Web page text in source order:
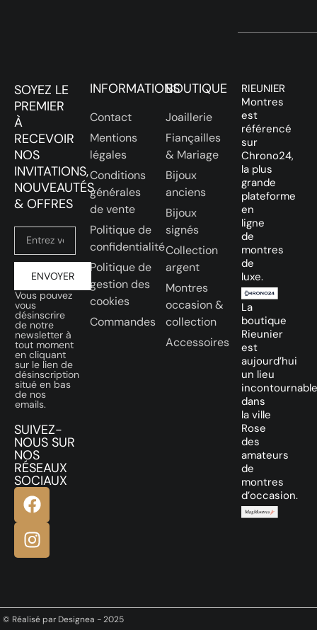
SOYEZ LE
PREMIER
À
RECEVOIR
NOS
INVITATIONS,
NOUVEAUTÉS
& OFFRES
ENVOYER
Vous pouvez
vous
désinscrire
de notre
newsletter à
tout moment
en cliquant
sur le lien de
désinscription
situé en bas
de nos
emails.
SUIVEZ-
NOUS SUR
NOS
RÉSEAUX
SOCIAUX
INFORMATIONS
Contact
Mentions
légales
Conditions
générales
de vente
Politique de
confidentialité
Politique de
gestion des
cookies
Commandes
BOUTIQUE
Joaillerie
Fiançailles
& Mariage
Bijoux
anciens
Bijoux
signés
Collection
argent
Montres
occasion &
collection
Accessoires
RIEUNIER
Montres
est
référencé
sur
Chrono24,
la plus
grande
plateforme
en
ligne
de
montres
de
luxe.
La
boutique
Rieunier
est
aujourd’hui
un lieu
incontournable
dans
la ville
Rose
des
amateurs
de
montres
d’occasion.
© Réalisé par Designea - 2025